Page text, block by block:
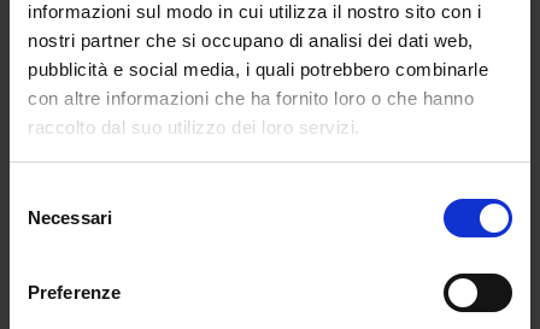
informazioni sul modo in cui utilizza il nostro sito con i
nostri partner che si occupano di analisi dei dati web,
pubblicità e social media, i quali potrebbero combinarle
con altre informazioni che ha fornito loro o che hanno
raccolto dal suo utilizzo dei loro servizi.
delNecessari
Preferenze
ma sono pochissime quelle che lo stanno
erogando. Altra brutta notizia è che per la
certificazione verde dovrà pervenire il nulla
osta della Ue, per il quale si tratta di attendere
delle polemiche sul pass fantasma, per il quale
celebre trasmissione “Chi l’ha visto?”, è che sta
contribuendo a fare passare in secondo piano i